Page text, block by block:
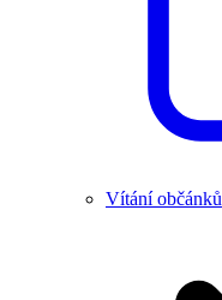
Vítání občánků